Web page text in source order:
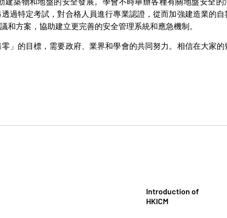
築物和地盤的安全發展。學會不時舉辦各種有關地盤安全的
過特定考試，對合格人員進行專業認證，從而加強建造業的自
方案，協助建立更完善的安全管理系統和應急機制。
」的目標，需要政府、業界和學會的共同努力。相信在大家的
Introduction of
HKICM